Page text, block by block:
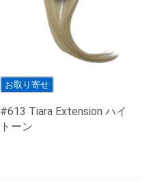
お取り寄せ
#613 Tiara Extension ハイ
トーン